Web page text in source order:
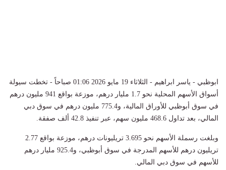
ابوظبي - ياسر ابراهيم - الثلاثاء 19 مايو 2026 01:06 صباحاً - تخطت سيولة
أسواق الأسهم المحلية نحو 1.7 مليار درهم، موزعة بواقع 941 مليون درهم
في سوق أبوظبي للأوراق المالية، و775.4 مليون درهم في سوق دبي
المالي، بعد تداول 468.6 مليون سهم، عبر تنفيذ 42.8 ألف صفقة.
وبلغت رسملة الأسهم نحو 3.695 تريليونات درهم، موزعة بواقع 2.77
تريليون درهم للأسهم المدرجة في سوق أبوظبي، و925.4 مليار درهم
للأسهم في سوق دبي المالي.